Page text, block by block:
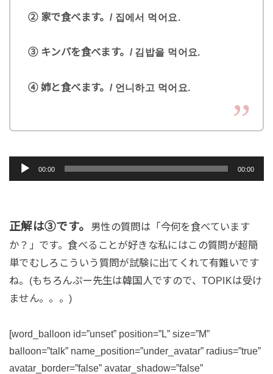
② 家で食べます。/ 집에서 먹어요.
③ キンパを食べます。/ 김밥을 먹어요.
④ 姉と食べます。/ 언니하고 먹어요.
声
ー
ヤ
ー
00:00 00:00
正解は③です。 男性の質問は「今何を食べています
か？」です。食べることが好きな私にはこの質問が超簡
単でむしろこういう質問が試験に出てくれて有難いです
ね。(もちろんぷー先生は韓国人ですので、TOPIKは受け
ません。。。)
[word_balloon id=”unset” position=”L” size=”M”
balloon=”talk” name_position=”under_avatar” radius=”true”
avatar_border=”false” avatar_shadow=”false”